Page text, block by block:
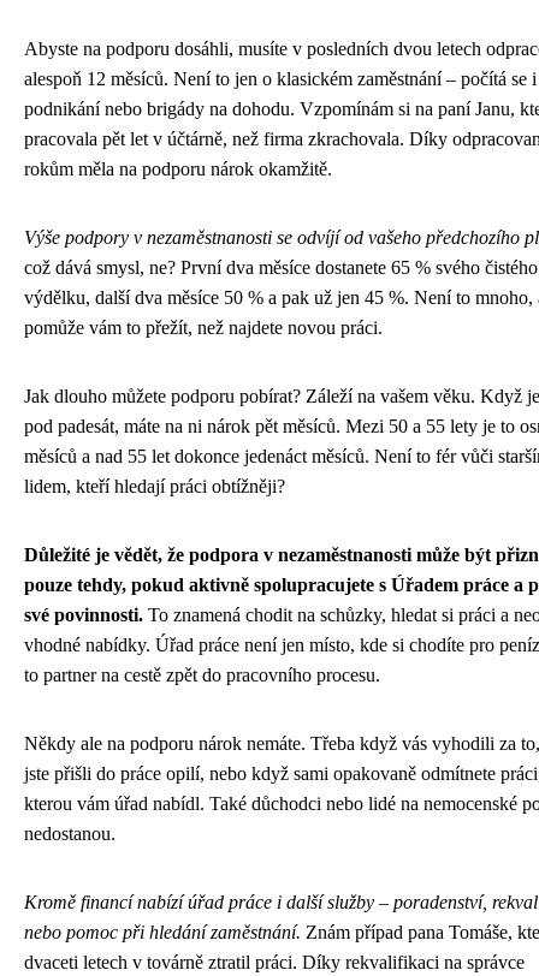
Abyste na podporu dosáhli, musíte v posledních dvou letech
alespoň 12 měsíců. Není to jen o klasickém zaměstnání – počítá se i
podnikání nebo brigády na dohodu. Vzpomínám si na paní Janu,
pracovala pět let v účtárně, než firma zkrachovala. Díky
rokům měla na podporu nárok okamžitě.
Výše podpory v nezaměstnanosti se odvíjí od vašeho předchozího
což dává smysl, ne? První dva měsíce dostanete 65 % svého čistého
výdělku, další dva měsíce 50 % a pak už jen 45 %. Není to mnoho,
pomůže vám to přežít, než najdete novou práci.
Jak dlouho můžete podporu pobírat? Záleží na vašem věku. Když
pod padesát, máte na ni nárok pět měsíců. Mezi 50 a 55 lety je to
měsíců a nad 55 let dokonce jedenáct měsíců. Není to fér vůči
lidem, kteří hledají práci obtížněji?
Důležité je vědět, že podpora v nezaměstnanosti může být
pouze tehdy, pokud aktivně spolupracujete s Úřadem práce a
své povinnosti. To znamená chodit na schůzky, hledat si práci a
vhodné nabídky. Úřad práce není jen místo, kde si chodíte pro
to partner na cestě zpět do pracovního procesu.
Někdy ale na podporu nárok nemáte. Třeba když vás vyhodili za
jste přišli do práce opilí, nebo když sami opakovaně odmítnete
kterou vám úřad nabídl. Také důchodci nebo lidé na nemocenské
nedostanou.
Kromě financí nabízí úřad práce i další služby – poradenství,
nebo pomoc při hledání zaměstnání. Znám případ pana Tomáše,
dvaceti letech v továrně ztratil práci. Díky rekvalifikaci na správce